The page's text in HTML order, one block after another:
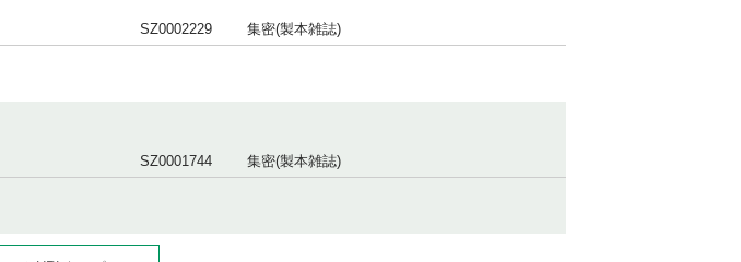
SZ0002229 集密(製本雑誌)
SZ0001744 集密(製本雑誌)